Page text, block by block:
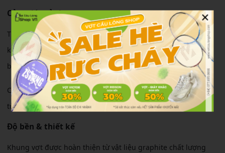
Cảm giác sử dụng
Thân vợt có độ đàn hồi vừa phải giúp trợ lực hiệu quả mà
không yêu cầu lực tay quá mạnh. Người chơi mới hoặc trung
bình đều dễ dàng làm quen.
Cảm giác cầm chắc tay, hạn chế rung và tạo sự ổn định trong
từng cú đánh.
Độ bền & thiết kế
Khung vợt được hoàn thiện từ vật liệu graphite chất lượng
×